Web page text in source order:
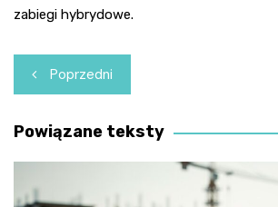
zabiegi hybrydowe.
Nawigacja
wpisu
Poprzedni
Powiązane teksty